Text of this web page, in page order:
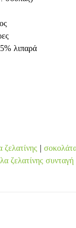
λιπαρά
ζελατίνης συνταγή